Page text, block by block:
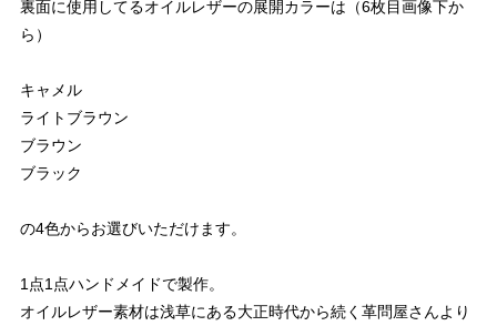
裏面に使用してるオイルレザーの展開カラーは（6枚目画像下か
ら）
キャメル
ライトブラウン
ブラウン
ブラック
の4色からお選びいただけます。
1点1点ハンドメイドで製作。
オイルレザー素材は浅草にある大正時代から続く革問屋さんより